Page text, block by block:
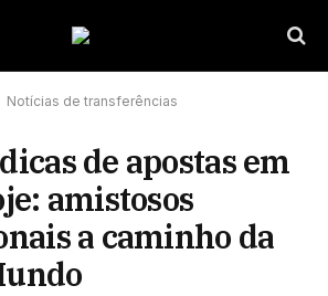
Notícias de transferências
de apostas em
amistosos
a caminho da